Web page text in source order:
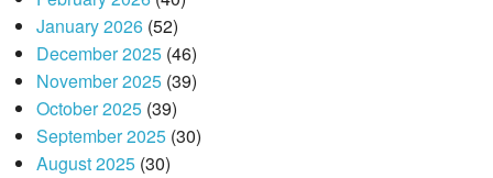
January 2026(52)
December 2025(46)
November 2025(39)
October 2025(39)
September 2025(30)
August 2025(30)